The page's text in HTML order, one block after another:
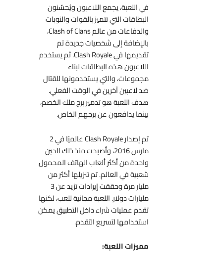
في اللعبة، يجمع اللاعبون ويُحسّنون
البطاقات التي تتميز بالقوات والنوبات
والدفاعات من عالم Clash of Clans،
بالإضافة إلى شخصيات جديدة تم
تقديمها في Clash Royale. ثم يستخدم
اللاعبون هذه البطاقات لبناء
مجموعات، والتي يستخدمونها للقتال
ضد لاعبين آخرين في الوقت الفعلي.
هدف اللعبة هو تدمير برج ملك الخصم،
بينما يدافعون عن برجهم الخاص.
تم إصدار Clash Royale عالميًا في 2
مارس 2016، وأصبحت منذ ذلك الحين
واحدة من أكثر ألعاب الهاتف المحمول
شعبية في العالم. تم تنزيلها أكثر من
مليار مرة وحققت إيرادات تزيد عن 3
مليارات دولار. اللعبة مجانية للعب، لكنها
تقدم عمليات شراء داخل التطبيق يمكن
استخدامها لتسريع التقدم.
مميزات اللعبة: